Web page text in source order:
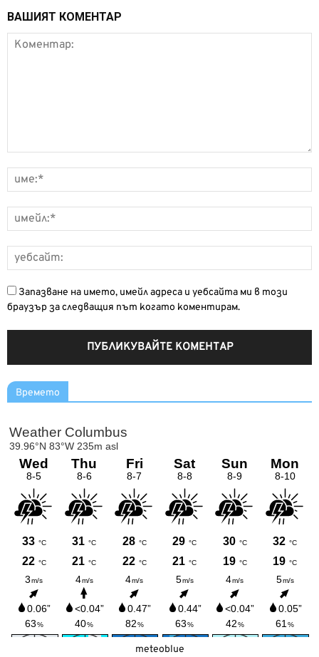
ВАШИЯТ КОМЕНТАР
Запазване на името, имейл адреса и уебсайта ми в този
браузър за следващия път когато коментирам.
Времето
meteoblue